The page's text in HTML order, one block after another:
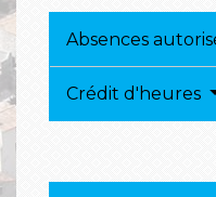
Absences
Crédit d'heures